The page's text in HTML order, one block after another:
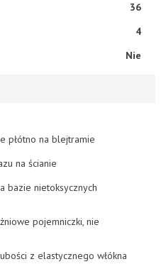
36
4
Nie
płótno na blejtramie
na ścianie
bazie nietoksycznych
pojemniczki, nie
z elastycznego włókna